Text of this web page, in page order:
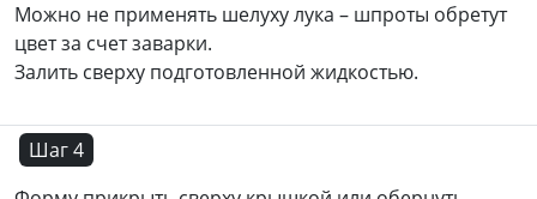
Можно не применять шелуху лука – шпроты обретут
цвет за счет заварки.
Залить сверху подготовленной жидкостью.
Шаг 4